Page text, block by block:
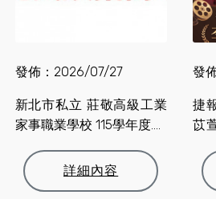
發佈：2026/07/27
新北市私立 莊敬高級工業
家事職業學校 115學年度....
詳細內容
發
捷
苡